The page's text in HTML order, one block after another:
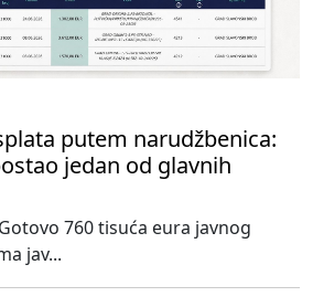
putem narudžbenica:
jedan od glavnih
Gotovo 760 tisuća eura javnog
jav...